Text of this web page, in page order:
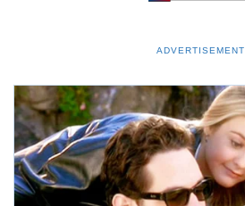
ADVERTISEMENT